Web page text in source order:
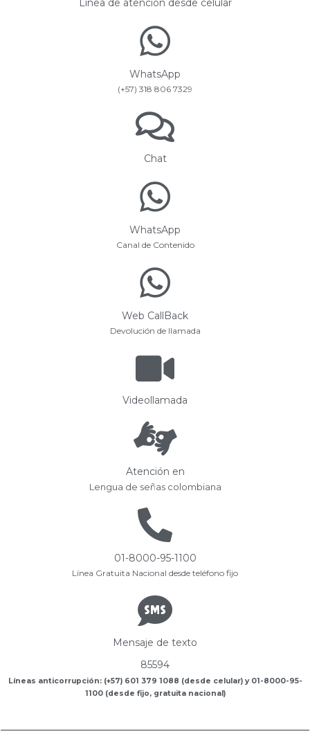
Línea de atención desde celular
WhatsApp
(+57) 318 806 7329
Chat
WhatsApp
Canal de Contenido
Web CallBack
Devolución de llamada
Videollamada
Atención en
Lengua de señas colombiana
01-8000-95-1100
Línea Gratuita Nacional desde teléfono fijo
Mensaje de texto
85594
Líneas anticorrupción: (+57) 601 379 1088 (desde celular) y 01-8000-95-
1100 (desde fijo, gratuita nacional)